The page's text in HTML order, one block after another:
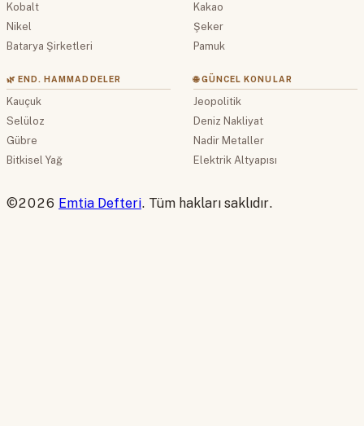
Kobalt
Nikel
Batarya Şirketleri
Kakao
Şeker
Pamuk
🌿 END. HAMMADDELER
Kauçuk
Selüloz
Gübre
Bitkisel Yağ
🌐 GÜNCEL KONULAR
Jeopolitik
Deniz Nakliyat
Nadir Metaller
Elektrik Altyapısı
©2026 Emtia Defteri. Tüm hakları saklıdır.